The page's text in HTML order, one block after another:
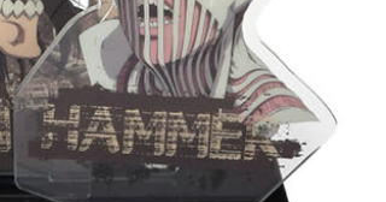
pesanan
配-貨到付款
pesanan